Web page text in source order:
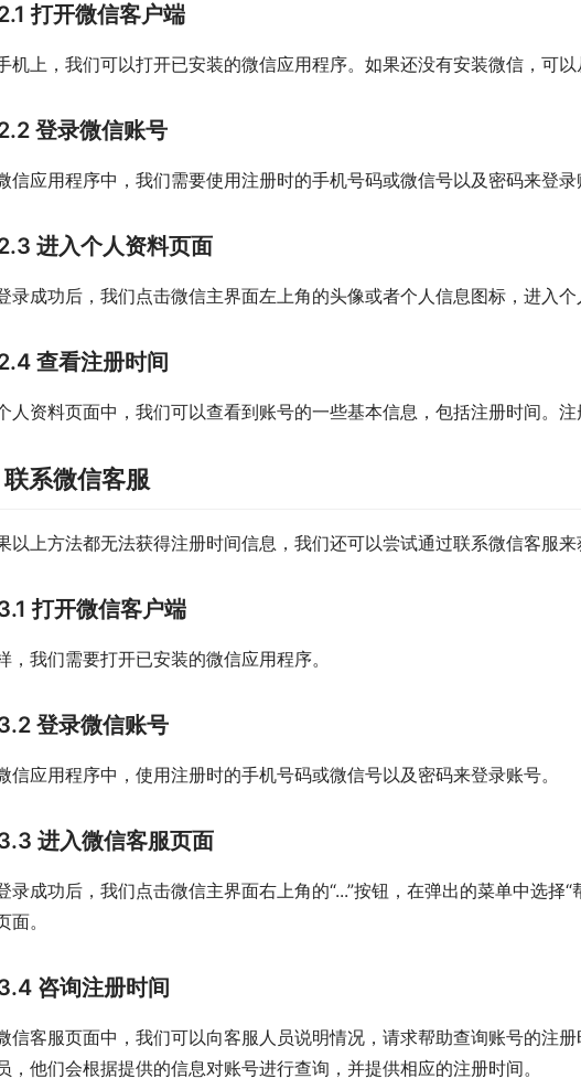
打开微信客户端
机上，我们可以打开已安装的微信应用程序。如果还没有安装微信，可以
登录微信账号
信应用程序中，我们需要使用注册时的手机号码或微信号以及密码来登录
进入个人资料页面
录成功后，我们点击微信主界面左上角的头像或者个人信息图标，进入个
查看注册时间
人资料页面中，我们可以查看到账号的一些基本信息，包括注册时间。注
系微信客服
以上方法都无法获得注册时间信息，我们还可以尝试通过联系微信客服来
打开微信客户端
，我们需要打开已安装的微信应用程序。
登录微信账号
信应用程序中，使用注册时的手机号码或微信号以及密码来登录账号。
进入微信客服页面
录成功后，我们点击微信主界面右上角的“...”按钮，在弹出的菜单中选择
面。
咨询注册时间
信客服页面中，我们可以向客服人员说明情况，请求帮助查询账号的注
，他们会根据提供的信息对账号进行查询，并提供相应的注册时间。